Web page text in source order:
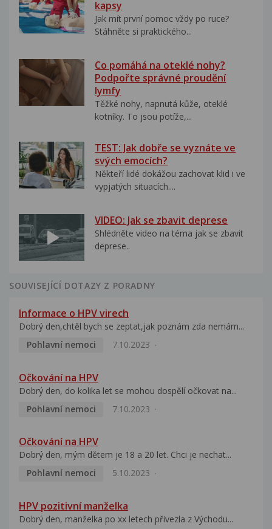
kapsy
Jak mít první pomoc vždy po ruce?
Stáhněte si praktického...
Co pomáhá na oteklé nohy?
Podpořte správné proudění
lymfy
Těžké nohy, napnutá kůže, oteklé
kotníky. To jsou potíže,...
TEST: Jak dobře se vyznáte ve
svých emocích?
Někteří lidé dokážou zachovat klid i ve
vypjatých situacích....
VIDEO: Jak se zbavit deprese
Shlédněte video na téma jak se zbavit
deprese..
SOUVISEJÍCÍ DOTAZY Z PORADNY
Informace o HPV virech
Dobrý den,chtěl bych se zeptat,jak poznám zda nemám...
Pohlavní nemoci
7.10.2023
Očkování na HPV
Dobrý den, do kolika let se mohou dospělí očkovat na...
Pohlavní nemoci
7.10.2023
Očkování na HPV
Dobrý den, mým dětem je 18 a 20 let. Chci je nechat...
Pohlavní nemoci
5.10.2023
HPV pozitivní manželka
Dobrý den, manželka po xx letech přivezla z Východu...